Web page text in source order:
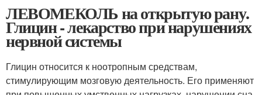
ЛЕВОМЕКОЛЬ на открытую рану.
Глицин - лекарство при нарушениях
нервной системы
Глицин относится к ноотропным средствам,
стимулирующим мозговую деятельность. Его применяют